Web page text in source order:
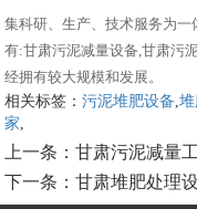
集科研、生产、技术服务为
有:甘肃污泥减量设备,甘肃污
经拥有较大规模和发展。
相关标签：污泥堆肥设备 ,
家
上一条：甘肃污泥减量
下一条：甘肃堆肥处理